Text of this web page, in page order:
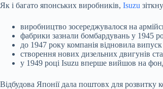
Як і багато японських виробників, Isuzu
виробництво зосереджувалося на
фабрики зазнали бомбардувань у 1945
до 1947 року компанія відновила
створення нових дизельних двигунів
у 1949 році Isuzu вперше вийшов на
Відбудова Японії дала поштовх для розвитку